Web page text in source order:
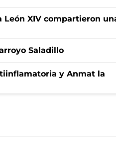
XIV compartieron
Saladillo
y Anmat la